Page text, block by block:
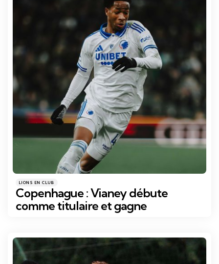
Catégories
Posté
dans
LIONS EN CLUB
Copenhague : Vianey débute
comme titulaire et gagne